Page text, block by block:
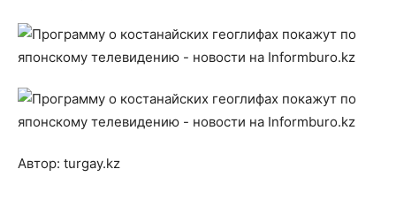
Автор: turgay.kz